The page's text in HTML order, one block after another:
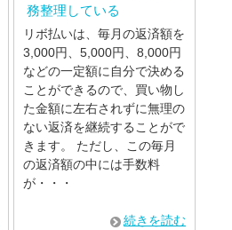
務整理している
リボ払いは、毎月の返済額を
3,000円、5,000円、8,000円
などの一定額に自分で決める
ことができるので、買い物し
た金額に左右されずに無理の
ない返済を継続することがで
きます。 ただし、この毎月
の返済額の中には手数料
が・・・
続きを読む